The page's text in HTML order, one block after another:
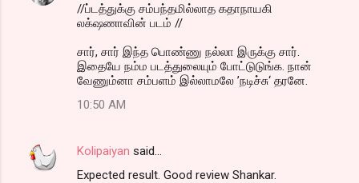
//ப்டத்துக்கு சம்பந்தமில்லாத கதாநாயகி
லக்‌ஷணாவின் படம் //
சார், சார் இந்த பொண்ணு நல்லா இருக்கு சார்.
இதையே நம்ம படத்துலையும் போட்டுடுங்க. நான்
வேணும்னா சம்பளம் இல்லாமலே ’நடிச்சு‘ தரனே.
10:50 AM
Kolipaiyan said…
Expected result. Good review Shankar.